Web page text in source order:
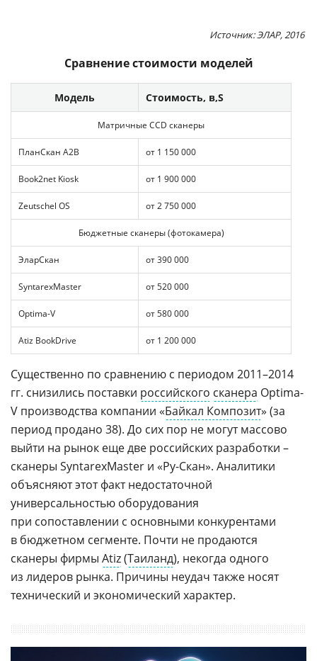
Источник: ЭЛАР, 2016
Сравнение стоимости моделей
Модель Стоимость,
Матричные CCD сканеры
ПланСкан А2В от 1 150 000
Book2net Kiosk от 1 900 000
Zeutschel OS от 2 750 000
Бюджетные сканеры (фотокамера)
ЭларСкан от 390 000
SyntarexMaster от 520 000
Optima-V от 580 000
Atiz BookDrive от 1 200 000
Существенно по сравнению с периодом 2011–2014
гг. снизились поставки российского сканера Optima-
V производства компании «Байкал Композит» (за
период продано 38). До сих пор не могут массово
выйти на рынок еще две российских разработки –
сканеры SyntarexMaster и «Ру-Скан». Аналитики
объясняют этот факт недостаточной
универсальностью оборудования
при сопоставлении с основными конкурентами
в бюджетном сегменте. Почти не продаются
сканеры фирмы Atiz(Таиланд), некогда одного
из лидеров рынка. Причины неудач также носят
технический и экономический характер.